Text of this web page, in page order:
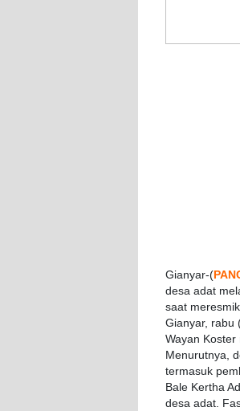
Gianyar-(
desa adat
saat
Gianyar, rabu
Wayan
Menurutnya,
termasuk
Bale Kertha
desa adat.